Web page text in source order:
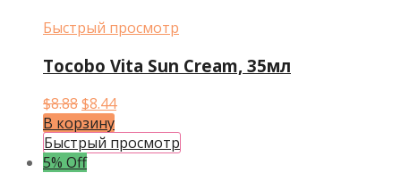
Быстрый просмотр
Tocobo Vita Sun Cream, 35мл
$8.88Первоначальная
цена
составляла
$8.88.
$8.44Текущая
$8.44.
В корзину
Быстрый просмотр
5% Off